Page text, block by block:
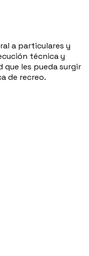
a particulares y
técnica y
que les pueda surgir
de recreo.